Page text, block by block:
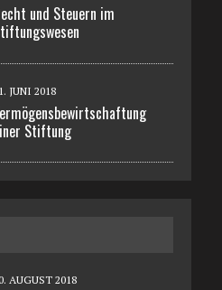
und Steuern im
JUNI 2018
Stiftung
AUGUST 2018